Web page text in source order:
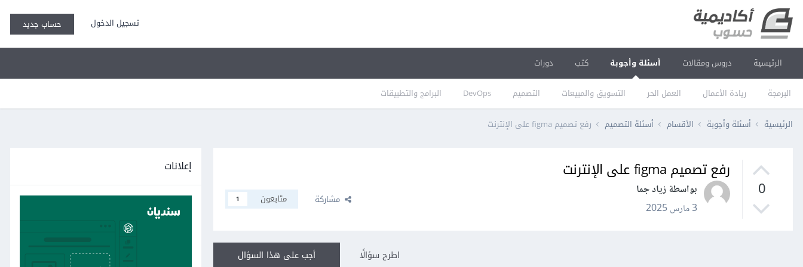
تسجيل الدخول حساب جديد
الرئيسية دروس ومقالات أسئلة وأجوبة
البرمجة ريادة الأعمال العمل الحر التسويق والمبيعات التصميم DevOps البرامج والتطبيقات
كتب دورات
الرئيسية أسئلة وأجوبة الأقسام أسئلة التصميم رفع تصميم figma على الإنترنت
0
رفع تصميم figma على الإنترنت
بواسطة زياد جما
3 مارس 2025
مشاركة متابعون 1
أجب على هذا السؤال اطرح سؤالًا
إعلانات